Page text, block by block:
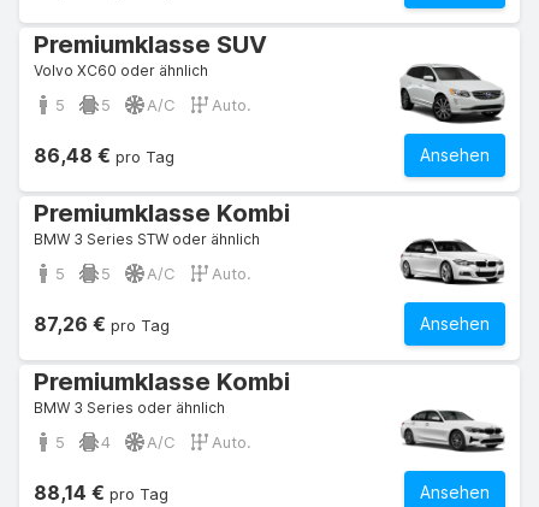
Premiumklasse SUV
Volvo XC60 oder ähnlich
5 5 A/C Auto.
Ansehen
86,48 € pro Tag
Premiumklasse Kombi
BMW 3 Series STW oder ähnlich
5 5 A/C Auto.
Ansehen
87,26 € pro Tag
Premiumklasse Kombi
BMW 3 Series oder ähnlich
5 4 A/C Auto.
Ansehen
88,14 € pro Tag